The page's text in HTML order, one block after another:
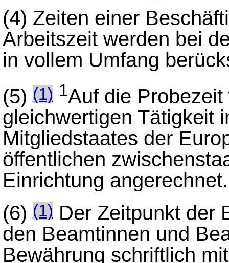
(4) Zeiten einer
Arbeitszeit werden bei
in vollem Umfang
(5)(1) 1Auf die
gleichwertigen Tätigkeit
Mitgliedstaates der
öffentlichen
Einrichtung angerechnet.
(6)(1) Der Zeitpunkt der
den Beamtinnen und
Bewährung schriftlich